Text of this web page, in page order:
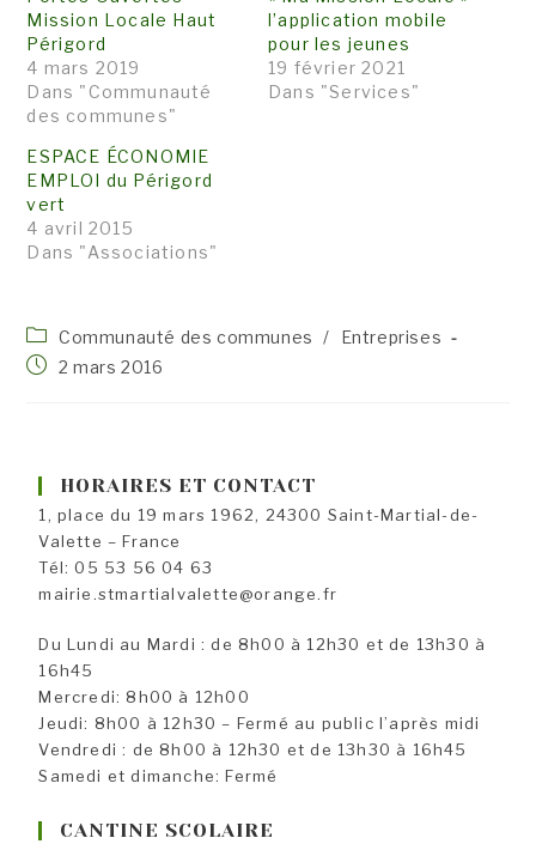
Mission Locale Haut
Périgord
4 mars 2019
Dans "Communauté
des communes"
l’application mobile
pour les jeunes
19 février 2021
Dans "Services"
ESPACE ÉCONOMIE
EMPLOI du Périgord
vert
4 avril 2015
Dans "Associations"
Post
category:
Communauté des communes /
Entreprises
Publication
2 mars 2016
HORAIRES ET CONTACT
1, place du 19 mars 1962, 24300 Saint-Martial-de-
Valette – France
Tél: 05 53 56 04 63
mairie.stmartialvalette@orange.fr
Du Lundi au Mardi : de 8h00 à 12h30 et de 13h30 à
16h45
Mercredi: 8h00 à 12h00
Jeudi: 8h00 à 12h30 – Fermé au public l’après midi
Vendredi : de 8h00 à 12h30 et de 13h30 à 16h45
Samedi et dimanche: Fermé
CANTINE SCOLAIRE